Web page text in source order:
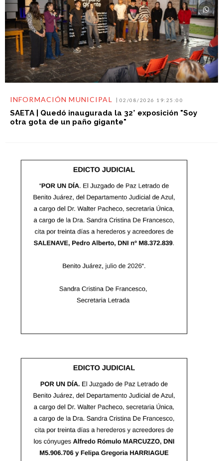
INFORMACIÓN MUNICIPAL 02/08/2026 19:25:00
SAETA | Quedó inaugurada la 32° exposición "Soy
otra gota de un paño gigante"